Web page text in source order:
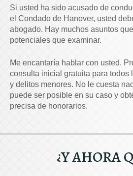
Si usted ha sido acusado de
el Condado de Hanover, usted
abogado. Hay muchos asuntos
potenciales que examinar.
Me encantaría hablar con usted.
consulta inicial gratuita para todos
y delitos menores. No le cuesta
puede ser posible en su caso y
precisa de honorarios.
¿Y AHORA